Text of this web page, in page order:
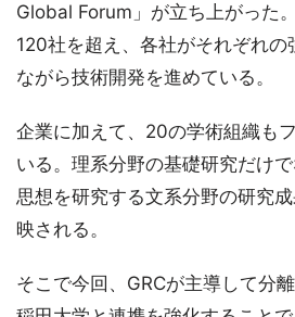
Global Forum」が立ち上がった
120社を超え、各社がそれぞれの
ながら技術開発を進めている。
企業に加えて、20の学術組織も
いる。理系分野の基礎研究だけ
思想を研究する文系分野の研究
映される。
そこで今回、GRCが主導して分